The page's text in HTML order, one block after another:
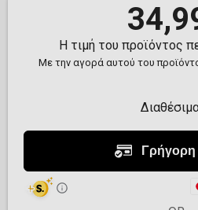
Η τιμή του προϊόντος
Με την αγορά αυτού του